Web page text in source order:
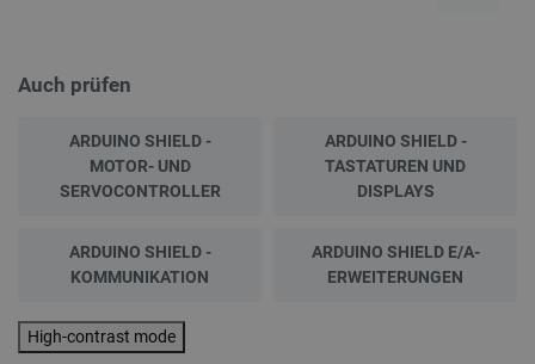
Auch prüfen
ARDUINO SHIELD -
MOTOR- UND
SERVOCONTROLLER
ARDUINO SHIELD -
TASTATUREN UND
DISPLAYS
ARDUINO SHIELD -
KOMMUNIKATION
ARDUINO SHIELD E/A-
ERWEITERUNGEN
High-contrast mode